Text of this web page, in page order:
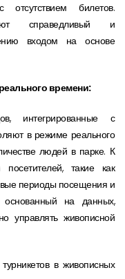
билетов.
справедливый и
входом на основе
времени:
интегрированные с
в режиме реального
людей в парке. К
такие как
периоды посещения и
на данных,
управлять живописной
в живописных